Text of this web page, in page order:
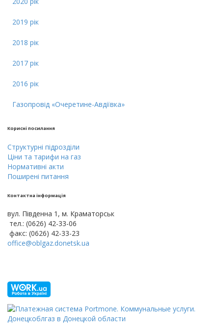
2019 рік
2018 рік
2017 рік
2016 рік
Газопровід «Очеретине-Авдіївка»
Кориснi посилання
Cтруктурнi пiдроздiли
Цiни тa тарифи на газ
Нормативні акти
Поширені питання
Контактна інформація
вул. Південна 1, м. Краматорськ
тел.: (0626) 42-33-06
факс: (0626) 42-33-23
office@oblgaz.donetsk.ua